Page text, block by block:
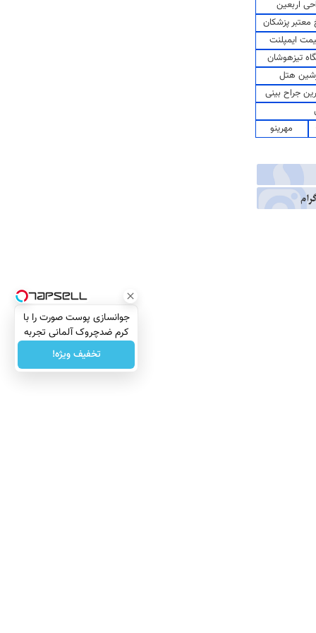
اربعین
پزشکان
ایمپلنت
تیزهوشان
هتل
جراح بینی
مهرینو
جوانسازی پوست صورت را با
کرم ضدچروک آلمانی تجربه
کنید!
تخفیف ویژه!